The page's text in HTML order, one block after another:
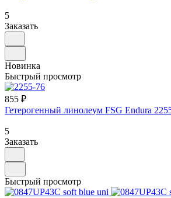
5
Заказать
Новинка
Быстрый просмотр
855 ₽
Гетерогенный линолеум FSG Endura
5
Заказать
Быстрый просмотр